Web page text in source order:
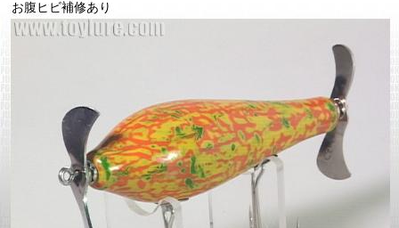
お腹ヒビ補修あり